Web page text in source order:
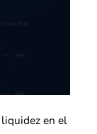
en el